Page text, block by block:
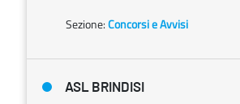
Sezione:Concorsi e Avvisi
ASL BRINDISI